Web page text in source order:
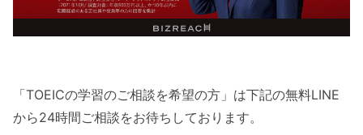
「TOEICの学習のご相談を希望の方」は下記の無料LINE
から24時間ご相談をお待ちしております。